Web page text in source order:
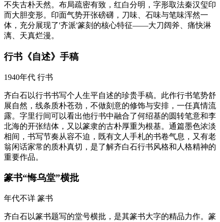
不失古朴天然。布局疏密有致，红白分明，字形取法秦汉玺印
而大胆变形。印面气势开张磅礴，刀味、石味与笔味浑然一
体，充分展现了'齐派'篆刻的核心特征——大刀阔斧、痛快淋
漓、天真烂漫。
行书《自述》手稿
1940年代 行书
齐白石以行书书写个人生平自述的珍贵手稿。此作行书笔势舒
展自然，线条质朴苍劲，不做刻意的修饰与安排，一任真情流
露。字里行间可以看出他行书中融合了何绍基的圆转笔意和李
北海的开张结体，又以篆隶的古朴厚重为根基。通篇墨色浓淡
相间，书写节奏从容不迫，既有文人手札的书卷气息，又有老
翁闲话家常的质朴真切，是了解齐白石行书风格和人格精神的
重要作品。
篆书“悔乌堂”横批
年代不详 篆书
齐白石以篆书题写的堂号横批，是其篆书大字的精品力作。篆